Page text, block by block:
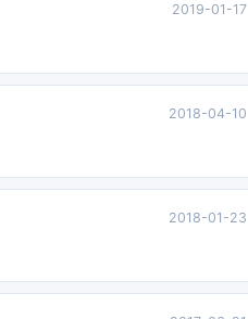
2019-01-17
2018-04-10
2018-01-23